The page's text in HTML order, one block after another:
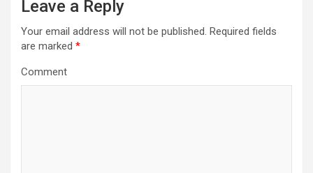
Leave a Reply
Your email address will not be published. Required fields
are marked *
Comment